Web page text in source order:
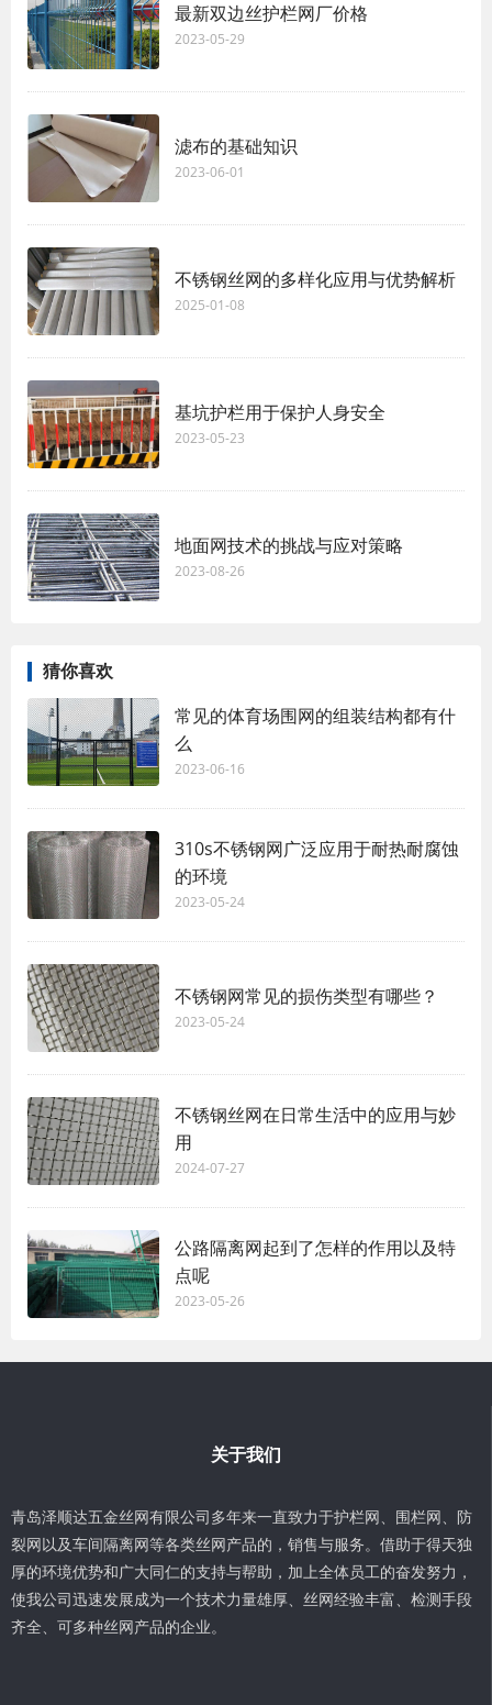
最新双边丝护栏网厂价格
2023-05-29
滤布的基础知识
2023-06-01
不锈钢丝网的多样化应用与优势解析
2025-01-08
基坑护栏用于保护人身安全
2023-05-23
地面网技术的挑战与应对策略
2023-08-26
猜你喜欢
常见的体育场围网的组装结构都有什
么
2023-06-16
310s不锈钢网广泛应用于耐热耐腐蚀
的环境
2023-05-24
不锈钢网常见的损伤类型有哪些？
2023-05-24
不锈钢丝网在日常生活中的应用与妙
用
2024-07-27
公路隔离网起到了怎样的作用以及特
点呢
2023-05-26
关于我们
青岛泽顺达五金丝网有限公司多年来一直致力于护栏网、围栏网、防
裂网以及车间隔离网等各类丝网产品的，销售与服务。借助于得天独
厚的环境优势和广大同仁的支持与帮助，加上全体员工的奋发努力，
使我公司迅速发展成为一个技术力量雄厚、丝网经验丰富、检测手段
齐全、可多种丝网产品的企业。